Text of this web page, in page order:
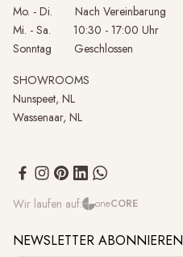
Mo. - Di. Nach Vereinbarung
Mi. - Sa. 10:30 - 17:00 Uhr
Sonntag Geschlossen
SHOWROOMS
Nunspeet, NL
Wassenaar, NL
NEWSLETTER ABONNIEREN
Wir laufen auf: oneCORE